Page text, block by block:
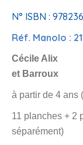
N° ISBN :
Réf. Manolo :
Cécile Alix
et Barroux
à partir de 4 ans
11 planches + 2
séparément)